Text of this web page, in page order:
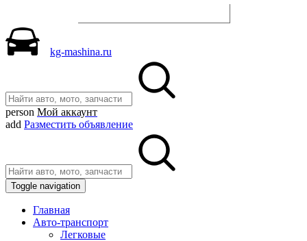
kg-mashina.ru
person Мой аккаунт
add Разместить объявление
Toggle navigation
Главная
Авто-транспорт
Легковые